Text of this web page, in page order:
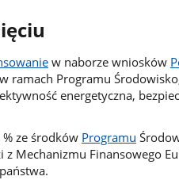
w naborze wniosków
w ramach Programu
energetyczna,
ze środków Programu
z Mechanizmu Finansowego